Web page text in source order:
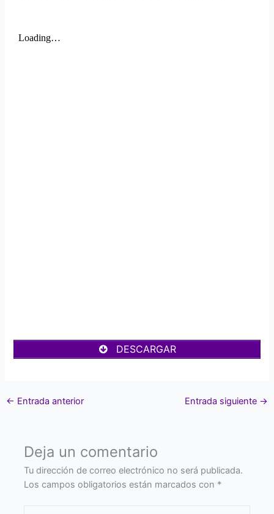
DESCARGAR
← Entrada anterior Entrada siguiente →
Deja un comentario
Tu dirección de correo electrónico no será publicada.
Los campos obligatorios están marcados con *